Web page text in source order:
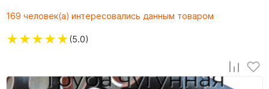
169 человек(а) интересовались данным товаром
★★★★★(5.0)